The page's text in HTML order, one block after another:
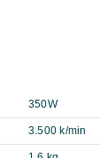
350W
3.500 k/min